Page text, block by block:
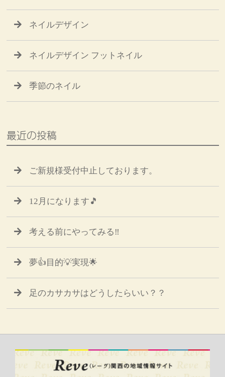
ネイルデザイン
ネイルデザイン フットネイル
季節のネイル
最近の投稿
ご新規様受付中止しております。
12月になります🎵
考える前にやってみる‼️
夢👍目的💡実現🌟
足のカサカサはどうしたらいい？？